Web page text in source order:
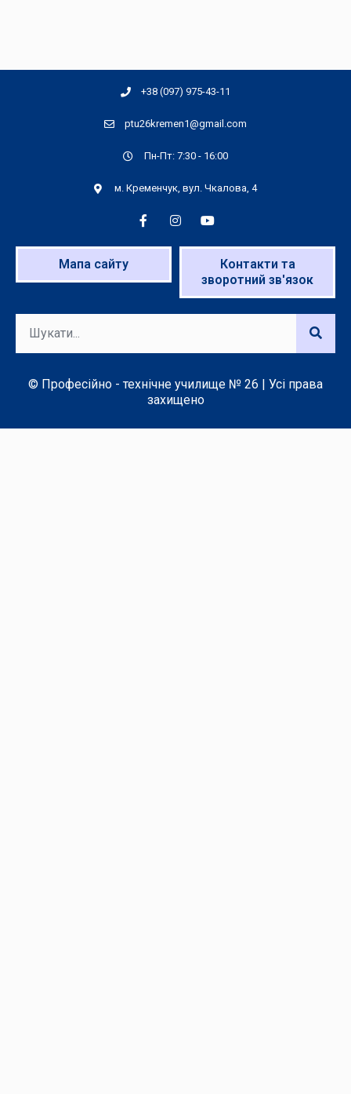
+38 (097) 975-43-11
ptu26kremen1@gmail.com
Пн-Пт: 7:30 - 16:00
м. Кременчук, вул. Чкалова, 4
Мапа сайту
Контакти та
зворотний зв'язок
© Професійно - технічне училище № 26 | Усі права
захищено